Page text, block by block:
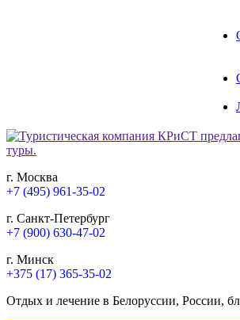
г. Москва
+7 (495) 961-35-02
г. Санкт-Петербург
+7 (900) 630-47-02
г. Минск
+375 (17) 365-35-02
Отдых и лечение в Белоруссии, России,